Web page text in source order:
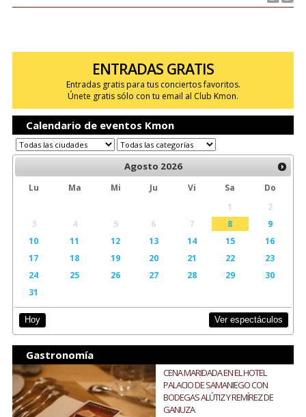
ENTRADAS GRATIS
Entradas gratis para tus conciertos favoritos.
Únete gratis sólo con tu email al Club Kmon.
Calendario de eventos Kmon
Agosto 2026
Lu Ma Mi Ju Vi Sa
Do
1
2
3
4 5 6 7 8
9
10
11 12 13 14 15
16
17
18 19 20 21 22
23
24
25 26 27 28 29
30
31
Hoy Ver espectáculos
Gastronomía
CENA MARIDADA EN EL HOTEL
PALACIO DE SAMANIEGO CON
BODEGAS ALÚTIZ Y REMÍREZ DE
GANUZA